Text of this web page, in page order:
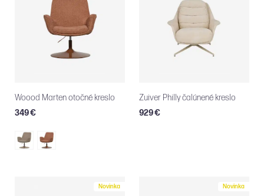
Woood Marten otočné kreslo
349 €
Zuiver Philly čalúnené kreslo
929 €
Novinka Novinka